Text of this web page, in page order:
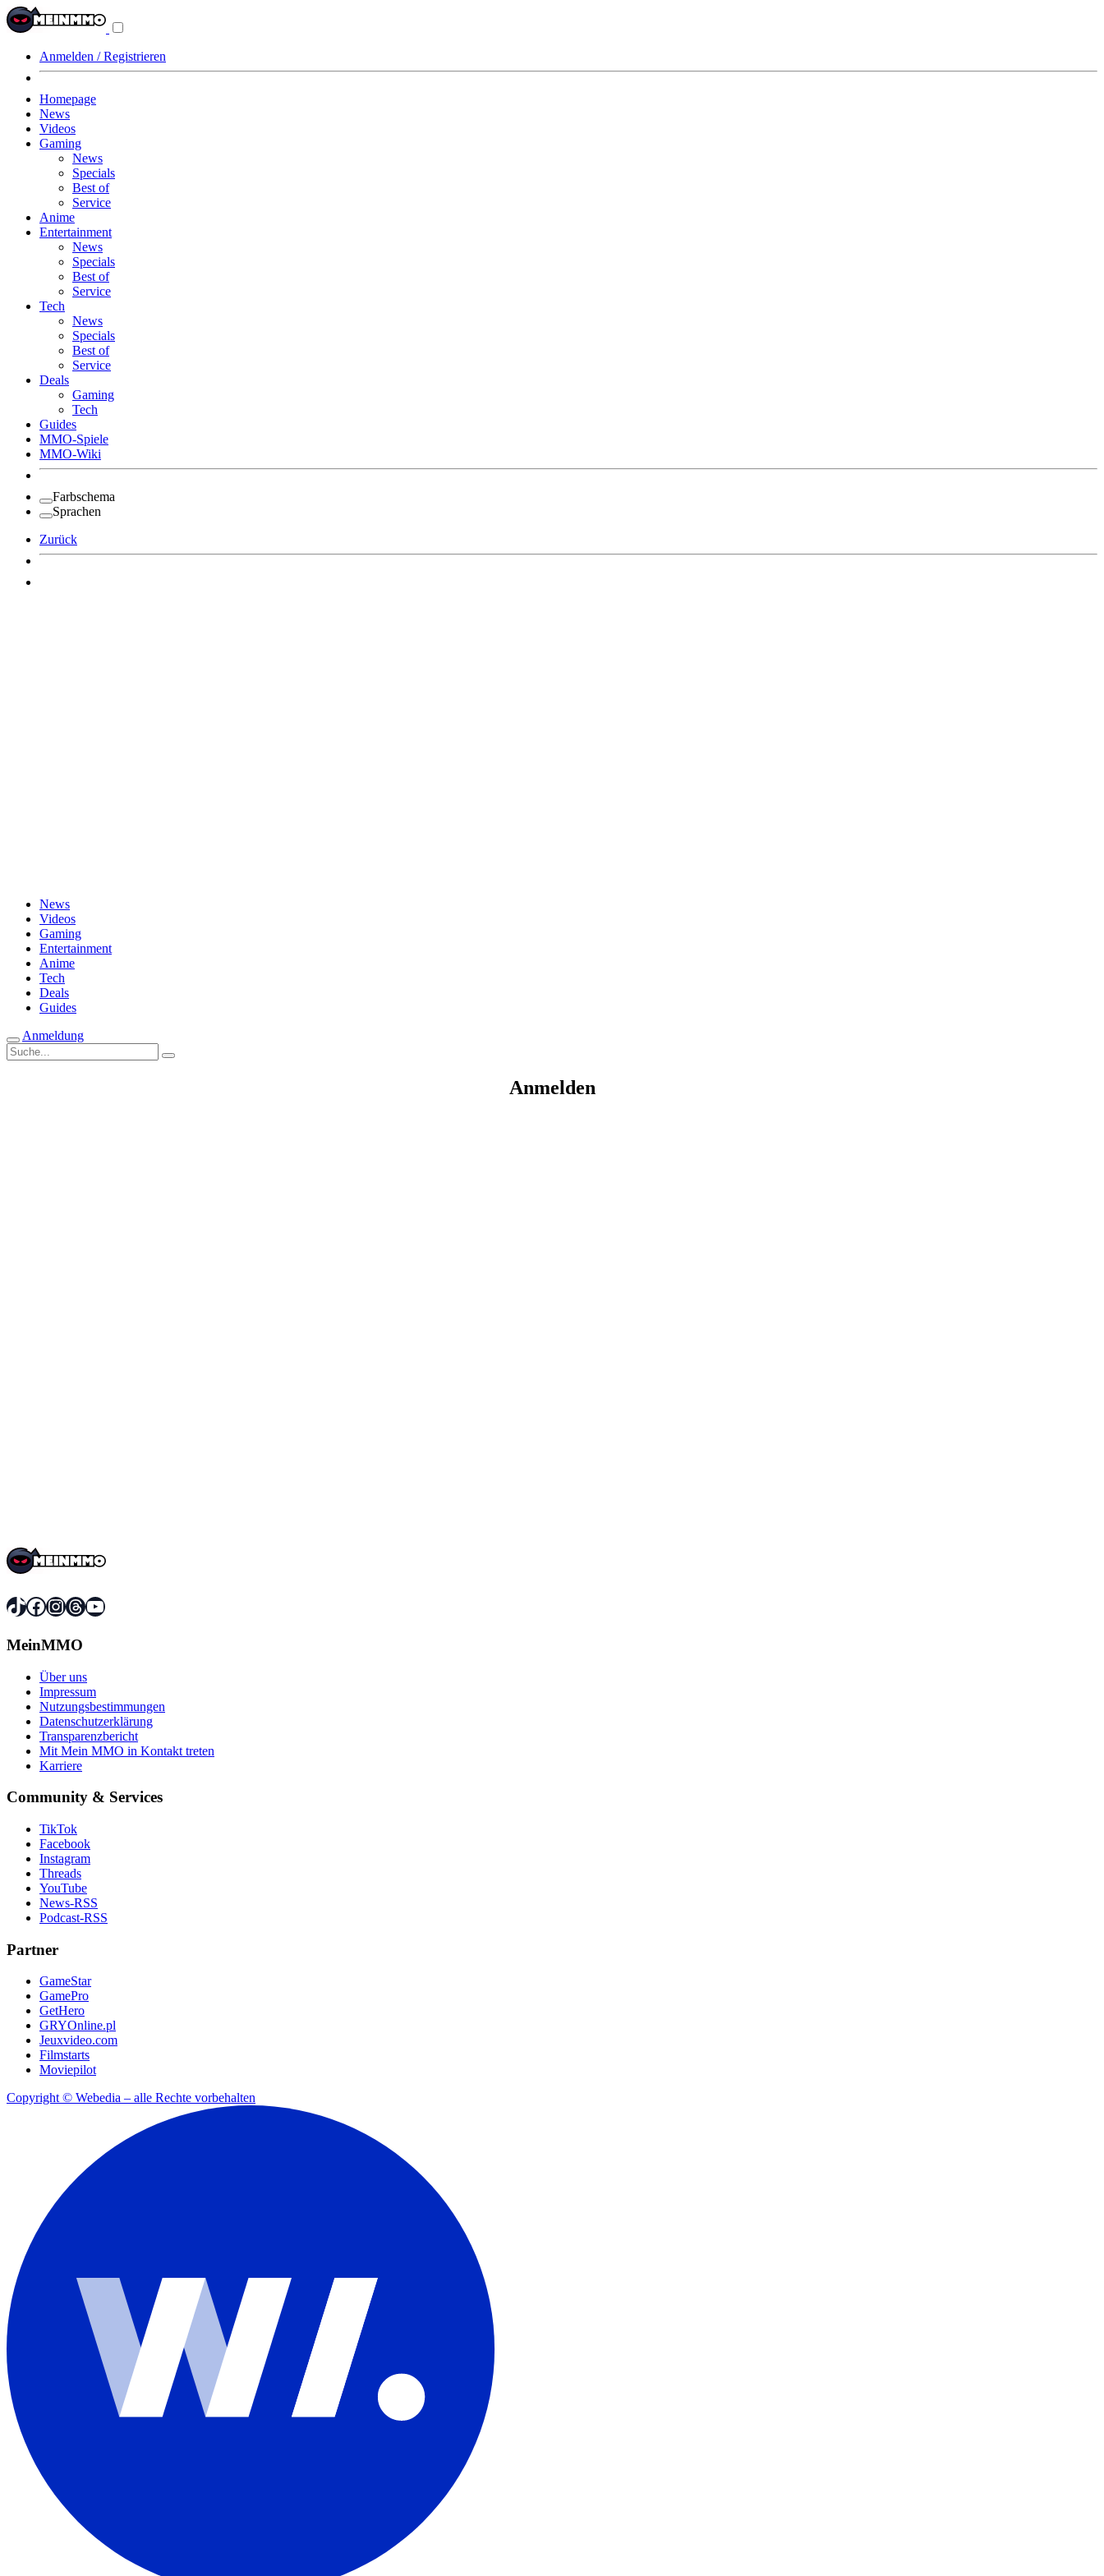
Anmelden / Registrieren
Homepage
News
Videos
Gaming
News
Specials
Best of
Service
Anime
Entertainment
News
Specials
Best of
Service
Tech
News
Specials
Best of
Service
Deals
Gaming
Tech
Guides
MMO-Spiele
MMO-Wiki
Farbschema
Sprachen
Zurück
News
Videos
Gaming
Entertainment
Anime
Tech
Deals
Guides
Anmeldung
Suche
nach:
Anmelden
TikTok
Facebook
Instagram
Threads
YouTube
MeinMMO
Über uns
Impressum
Nutzungsbestimmungen
Datenschutzerklärung
Transparenzbericht
Mit Mein MMO in Kontakt treten
Karriere
Community & Services
TikTok
Facebook
Instagram
Threads
YouTube
News-RSS
Podcast-RSS
Partner
GameStar
GamePro
GetHero
GRYOnline.pl
Jeuxvideo.com
Filmstarts
Moviepilot
Copyright © Webedia – alle Rechte vorbehalten